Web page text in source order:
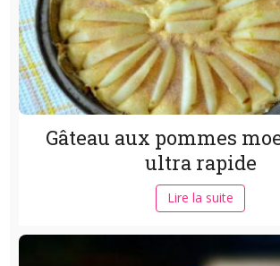
Gâteau aux pommes
ultra rapide
Lire la suite